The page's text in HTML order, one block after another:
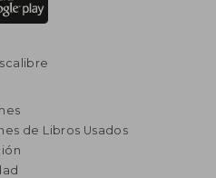
de Libros Usados